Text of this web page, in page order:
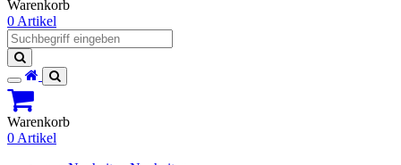
Warenkorb
0 Artikel
Suchen
Toggle
navigation
Warenkorb
0 Artikel